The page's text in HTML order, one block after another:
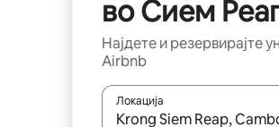
во Сием
Најдете и резервирајте
Airbnb
Локација
Кога резултатите се